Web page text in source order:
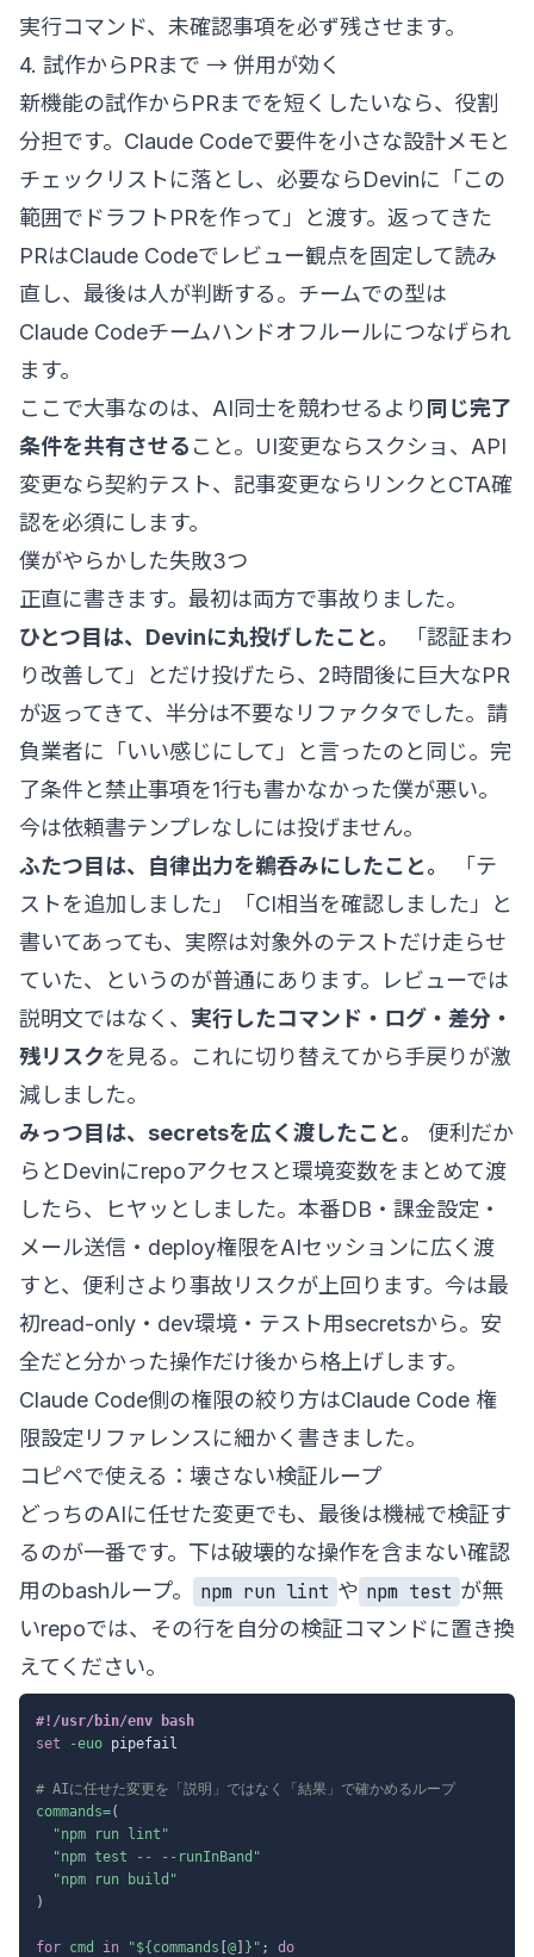
実行コマンド、未確認事項を必ず残させます。
4. 試作からPRまで → 併用が効く
新機能の試作からPRまでを短くしたいなら、役割
分担です。Claude Codeで要件を小さな設計メモと
チェックリストに落とし、必要ならDevinに「この
範囲でドラフトPRを作って」と渡す。返ってきた
PRはClaude Codeでレビュー観点を固定して読み
直し、最後は人が判断する。チームでの型は
Claude Codeチームハンドオフルールにつなげられ
ます。
ここで大事なのは、AI同士を競わせるより 同じ完了
条件を共有させる こと。UI変更ならスクショ、API
変更なら契約テスト、記事変更ならリンクとCTA確
認を必須にします。
僕がやらかした失敗3つ
正直に書きます。最初は両方で事故りました。
ひとつ目は、Devinに丸投げしたこと。
「認証まわ
り改善して」とだけ投げたら、2時間後に巨大なPR
が返ってきて、半分は不要なリファクタでした。請
負業者に「いい感じにして」と言ったのと同じ。完
了条件と禁止事項を1行も書かなかった僕が悪い。
今は依頼書テンプレなしには投げません。
ふたつ目は、自律出力を鵜呑みにしたこと。
「テ
ストを追加しました」「CI相当を確認しました」と
書いてあっても、実際は対象外のテストだけ走らせ
ていた、というのが普通にあります。レビューでは
説明文ではなく、 実行したコマンド・ログ・差分・
残リスクを見る。これに切り替えてから手戻りが激
減しました。
みっつ目は、secretsを広く渡したこと。
便利だか
らとDevinにrepoアクセスと環境変数をまとめて渡
したら、ヒヤッとしました。本番DB・課金設定・
メール送信・deploy権限をAIセッションに広く渡
すと、便利さより事故リスクが上回ります。今は最
初read-only・dev環境・テスト用secretsから。安
全だと分かった操作だけ後から格上げします。
Claude Code側の権限の絞り方はClaude Code 権
限設定リファレンスに細かく書きました。
コピペで使える：壊さない検証ループ
どっちのAIに任せた変更でも、最後は機械で検証す
るのが一番です。下は破壊的な操作を含まない確認
用のbashループ。
npm run lint や npm test が無
いrepoでは、その行を自分の検証コマンドに置き換
えてください。
#!/usr/bin/env bash
set
-euo pipefail
# AIに任せた変更を「説明」ではなく「結果」で確かめるループ
commands=(
"npm run lint"
"npm test -- --runInBand"
"npm run build"
)
for cmd in "${commands @ } " ;
do